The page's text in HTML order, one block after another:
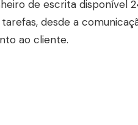
de escrita disponível
desde a
ao cliente.